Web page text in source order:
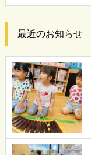
最近のお知らせ